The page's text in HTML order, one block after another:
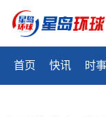
首页 快讯 时事